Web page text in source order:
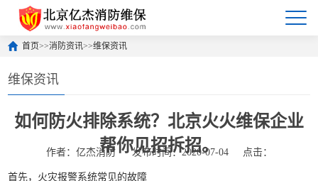
首页>>消防资讯>>维保资讯
维保资讯
如何防火排除系统？北京火火维保企业
帮你见招拆招。
作者：亿杰消防 发布时间：2020-07-04 点击：
首先，火灾报警系统常见的故障